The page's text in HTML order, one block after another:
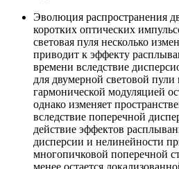
Эволюция распространения
коротких оптических
световая пуля несколько
приводит к эффекту
времени вследствие
для двумерной световой пули
гармонической модуляцией
однако изменяет
вследствие поперечной
действие эффектов
дисперсии и нелинейности
многопичковой поперечной
менее остается